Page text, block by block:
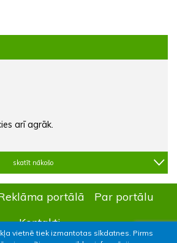
vietnē tiek izmantotas sīkdatnes. Pirms
arī agrāk.
skatīt nākošo
portālā
Par portālu
Kontakti